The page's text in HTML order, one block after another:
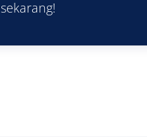
sekarang!